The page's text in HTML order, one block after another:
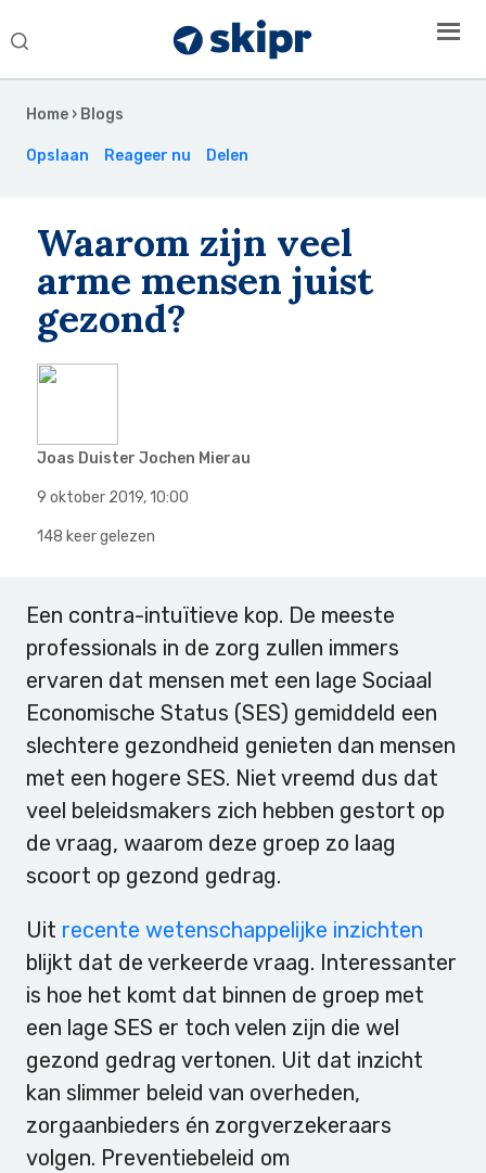
Search
Home › Blogs
Opslaan Reageer nu Delen
Waarom zijn veel
arme mensen juist
gezond?
Joas Duister Jochen Mierau
9 oktober 2019,10:00
148 keer gelezen
Een contra-intuïtieve kop. De meeste
professionals in de zorg zullen immers
ervaren dat mensen met een lage Sociaal
Economische Status (SES) gemiddeld een
slechtere gezondheid genieten dan mensen
met een hogere SES. Niet vreemd dus dat
veel beleidsmakers zich hebben gestort op
de vraag, waarom deze groep zo laag
scoort op gezond gedrag.
Uit recente wetenschappelijke inzichten
blijkt dat de verkeerde vraag. Interessanter
is hoe het komt dat binnen de groep met
een lage SES er toch velen zijn die wel
gezond gedrag vertonen. Uit dat inzicht
kan slimmer beleid van overheden,
zorgaanbieders én zorgverzekeraars
volgen. Preventiebeleid om
Sidebar